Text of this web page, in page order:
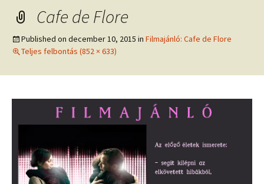
Cafe de Flore
Published on december 10, 2015 in Filmajánló: Cafe de Flore
Teljes felbontás (852 × 633)